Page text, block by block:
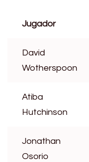
Jugador
David
Wotherspoon
Atiba
Hutchinson
Jonathan
Osorio